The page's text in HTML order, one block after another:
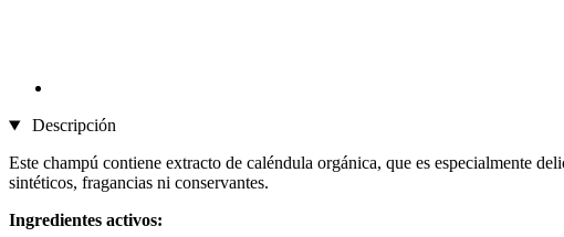
Descripción
Este champú contiene extracto de caléndula orgánica, que es especialmente
sintéticos, fragancias ni conservantes.
Ingredientes activos: